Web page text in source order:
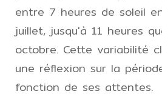
entre 7 heures de soleil
juillet, jusqu'à 11 heures
octobre. Cette variabilité
une réflexion sur la
fonction de ses attentes.